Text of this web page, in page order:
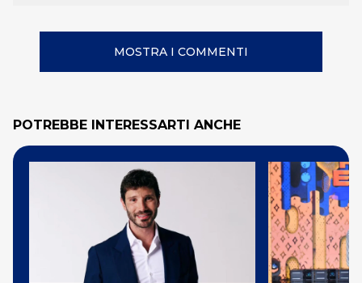
MOSTRA I COMMENTI
POTREBBE INTERESSARTI ANCHE